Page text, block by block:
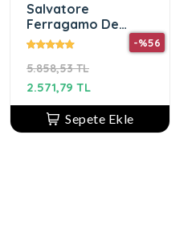
Salvatore
Ferragamo De
Toilette Edt 100 ml
5.858,53 TL
-%56
2.571,79 TL
Sepete Ekle